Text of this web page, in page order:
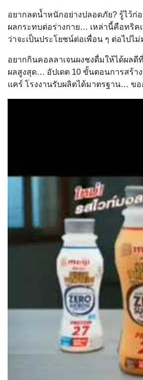
อยากลดน้ำหนักอย่างปลอดภัย? รู้ไว้ก่
ผลกระทบต่อร่างกาย… เหล่านี้คือทริค
ว่าจะเป็นประโยชน์ต่อเพื่อน ๆ ต่อไปไ
อยากกินคอลลาเจนผงชงดื่มให้ได้ผลดี
ผลสูงสุด… อัปเดต 10 ขั้นตอนการสร้า
แคร์ โรงงานรับผลิตได้มาตรฐาน… ข